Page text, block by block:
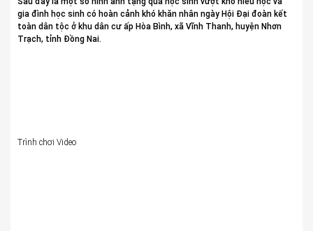
gia đình học sinh có hoàn cảnh khó khăn nhân ngày Hội Đại đoàn kết
toàn dân tộc ở khu dân cư ấp Hòa Bình, xã Vĩnh Thanh, huyện Nhơn
Trạch, tỉnh Đồng Nai.
Trình chơi Video